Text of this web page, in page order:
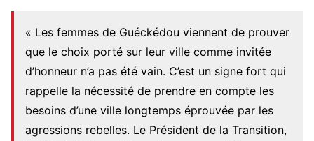
« Les femmes de Guéckédou viennent de prouver
que le choix porté sur leur ville comme invitée
d’honneur n’a pas été vain. C’est un signe fort qui
rappelle la nécessité de prendre en compte les
besoins d’une ville longtemps éprouvée par les
agressions rebelles. Le Président de la Transition,